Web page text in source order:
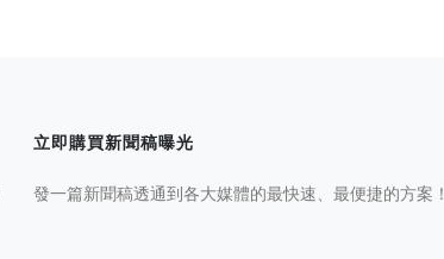
立即購買新聞稿曝光
發一篇新聞稿透通到各大媒體的最快速、最便捷的方案！